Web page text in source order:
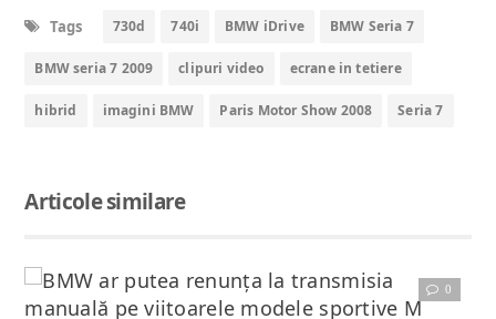
Tags 730d 740i BMW iDrive BMW Seria 7
BMW seria 7 2009 clipuri video ecrane in tetiere
hibrid imagini BMW Paris Motor Show 2008 Seria 7
Articole similare
0
Citește articolul complet